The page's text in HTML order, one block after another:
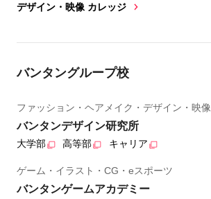
デザイン・映像 カレッジ
バンタングループ校
ファッション・ヘアメイク・デザイン・映像
バンタンデザイン研究所
大学部 高等部 キャリア
ゲーム・イラスト・CG・eスポーツ
バンタンゲームアカデミー